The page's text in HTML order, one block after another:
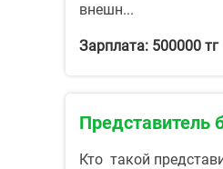
внешн...
Зарплата: 500000 тг
Представитель
Кто такой